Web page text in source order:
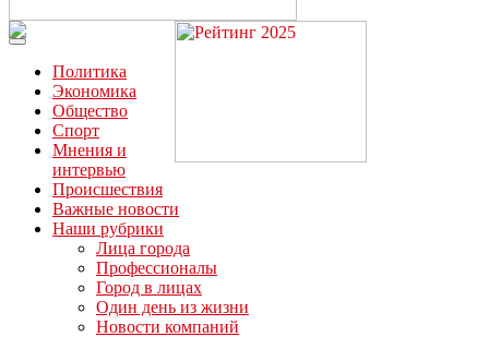
Читайте последние новости дня в Тульской области на сайте
“ЗаНовомосковск”
Политика
Экономика
Общество
Спорт
Мнения и
интервью
Происшествия
Важные новости
Наши рубрики
Лица города
Профессионалы
Город в лицах
Один день из жизни
Новости компаний